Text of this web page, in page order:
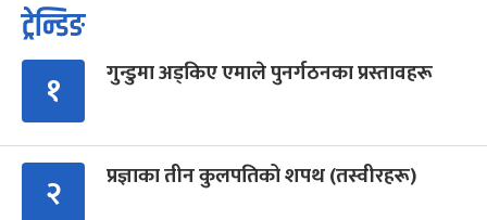
ट्रेन्डिङ
१ गुन्डुमा अड्किए एमाले पुनर्गठनका प्रस्तावहरू
२ प्रज्ञाका तीन कुलपतिको शपथ (तस्वीरहरू)